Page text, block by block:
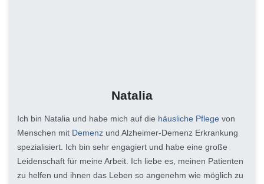
Natalia
Ich bin Natalia und habe mich auf die häusliche Pflege von
Menschen mit Demenz und Alzheimer-Demenz Erkrankung
spezialisiert. Ich bin sehr engagiert und habe eine große
Leidenschaft für meine Arbeit. Ich liebe es, meinen Patienten
zu helfen und ihnen das Leben so angenehm wie möglich zu